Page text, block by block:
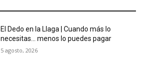
El Dedo en la Llaga | Cuando más lo
necesitas… menos lo puedes pagar
5 agosto, 2026